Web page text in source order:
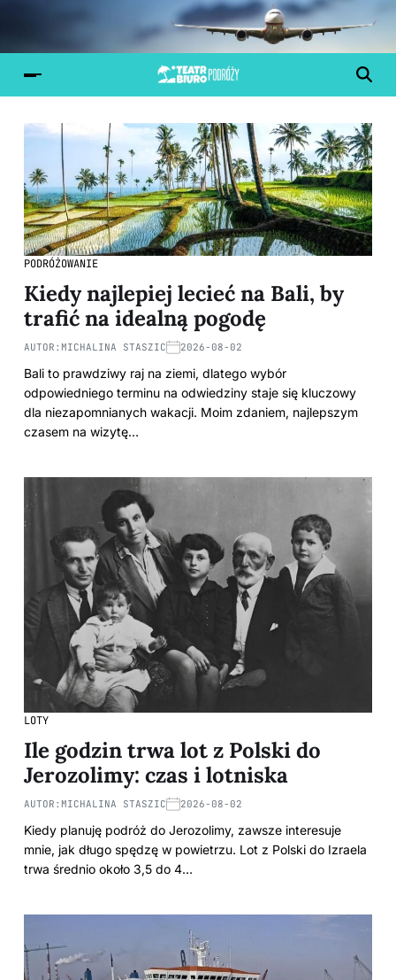
PODRÓŻOWANIE
Kiedy najlepiej lecieć na Bali, by
trafić na idealną pogodę
AUTOR: MICHALINA STASZIC 2026-08-02
Bali to prawdziwy raj na ziemi, dlatego wybór
odpowiedniego terminu na odwiedziny staje się kluczowy
dla niezapomnianych wakacji. Moim zdaniem, najlepszym
czasem na wizytę…
LOTY
Ile godzin trwa lot z Polski do
Jerozolimy: czas i lotniska
AUTOR: MICHALINA STASZIC 2026-08-02
Kiedy planuję podróż do Jerozolimy, zawsze interesuje
mnie, jak długo spędzę w powietrzu. Lot z Polski do Izraela
trwa średnio około 3,5 do 4…